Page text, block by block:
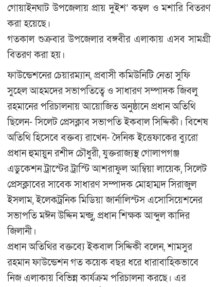
গোয়াইনঘাট উপজেলায় প্রায় দুইশ’ কম্বল ও মশারি বিতরণ
করা হয়েছে।
গতকাল শুক্রবার উপজেলার বঙ্গবীর এলাকায় এসব সামগ্রী
বিতরণ করা হয়।
ফাউন্ডেশনের চেয়ারম্যান, প্রবাসী কমিউনিটি নেতা সুফি
সুহেল আহমদের সভাপতিত্বে ও সাধারণ সম্পাদক জিবলু
রহমানের পরিচালনায় আয়োজিত অনুষ্ঠানে প্রধান অতিথি
ছিলেন- সিলেট প্রেসক্লাব সভাপতি ইকবাল সিদ্দিকী। বিশেষ
অতিথি হিসেবে বক্তব্য রাখেন- দৈনিক ইত্তেফাকের ব্যুরো
প্রধান হুমায়ুন রশীদ চৌধুরী, যুক্তরাজ্যস্থ গোলাপগঞ্জ
এডুকেশন ট্রাস্টের ট্রাস্টি আশরাফুল আম্বিয়া লায়েক, সিলেট
প্রেসক্লাবের সাবেক সাধারণ সম্পাদক মোহাম্মদ সিরাজুল
ইসলাম, ইলেকট্রনিক মিডিয়া জার্নালিস্টস এসোসিয়েশনের
সভাপতি মঈন উদ্দিন মন্জু, প্রধান শিক্ষক আব্দুল কাদির
জিলানী।
প্রধান অতিথির বক্তব্যে ইকবাল সিদ্দিকী বলেন, শামসুর
রহমান ফাউন্ডেশন গত কয়েক বছর ধরে ধারাবাহিকভাবে
নিজ এলাকায় বিভিন্ন কার্যক্রম পরিচালনা করছে। এর